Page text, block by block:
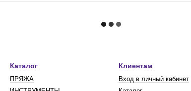
Каталог
ПРЯЖА
Клиентам
Вход в личный кабинет